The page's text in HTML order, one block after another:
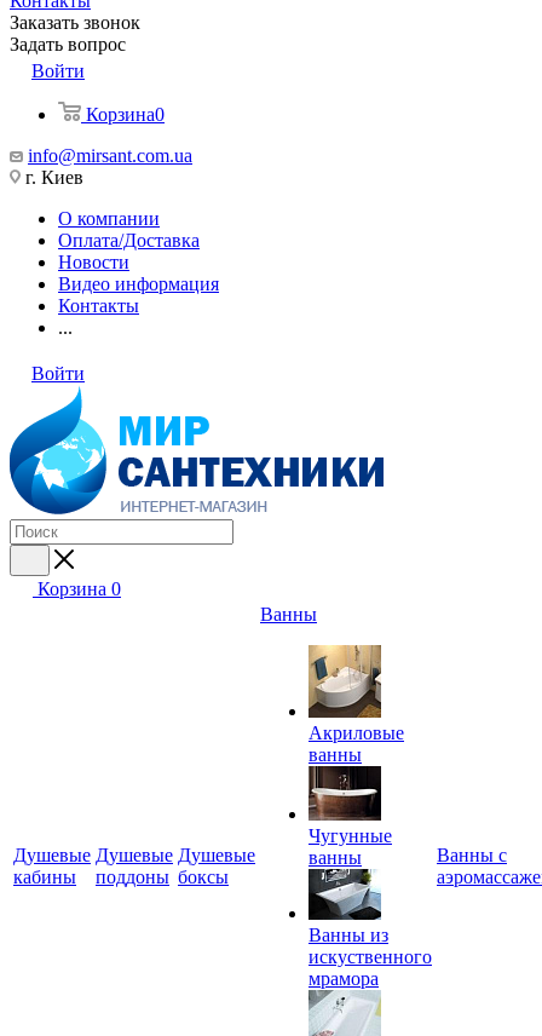
Заказать звонок
Задать вопрос
Войти
Корзина0
info@mirsant.com.ua
г. Киев
О компании
Оплата/Доставка
Новости
Видео информация
Контакты
...
Войти
Корзина 0
Душевые
кабины
Душевые
поддоны
Душевые
боксы
Ванны
Акриловые
ванны
Чугунные
ванны
Ванны из
искуственного
мрамора
Ванны с